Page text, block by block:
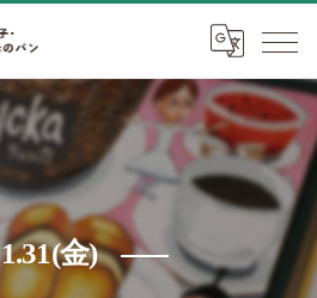
1.31(金)